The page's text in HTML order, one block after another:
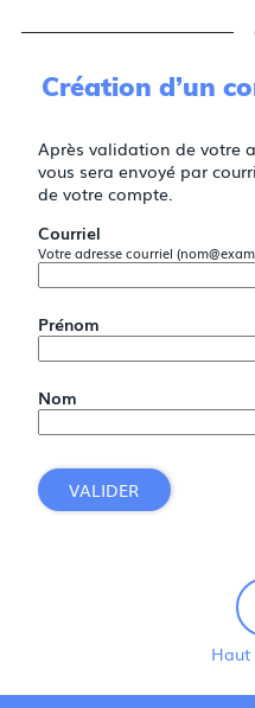
Création d’un
Après validation de votre
vous sera envoyé par
de votre compte.
Courriel
Votre adresse courriel
Prénom
Nom
VALIDER
Haut